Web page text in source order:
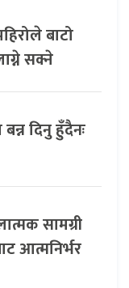
बाटो
सक्ने
दिनु हुँदैनः
सामग्री
आत्मनिर्भर